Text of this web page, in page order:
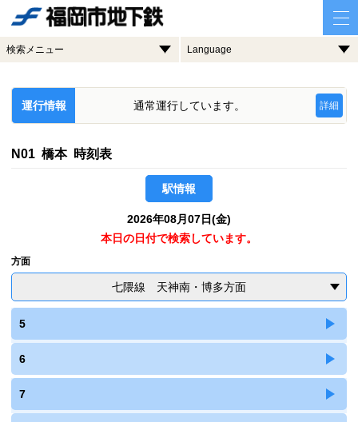
検索メニュー Language
運行情報 通常運行しています。 詳細
N01 橋本 時刻表
駅情報
2026年08月07日(金)
本日の日付で検索しています。
方面
七隈線 天神南・博多方面
5
6
7